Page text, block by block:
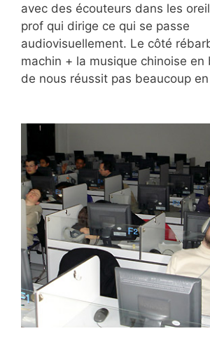
avec des écouteurs dans les
prof qui dirige ce qui se passe
audiovisuellement. Le côté
machin + la musique chinoise en
de nous réussit pas beaucoup